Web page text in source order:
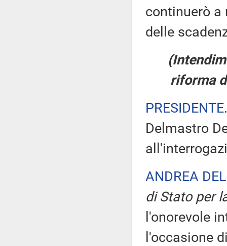
continuerò a
delle
riforma
PRESIDENTE
Delmastro
ANDREA
di Stato per
l'onorevole
l'occasione